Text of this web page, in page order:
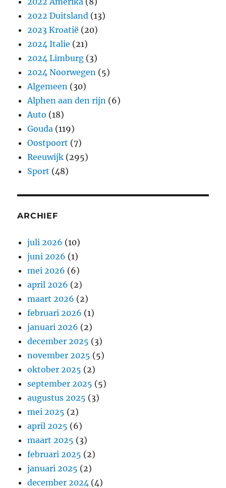
2022 Duitsland (13)
2023 Kroatië (20)
2024 Italie (21)
2024 Limburg (3)
2024 Noorwegen (5)
Algemeen (30)
Alphen aan den rijn (6)
Auto (18)
Gouda (119)
Oostpoort (7)
Reeuwijk (295)
Sport (48)
ARCHIEF
juli 2026 (10)
juni 2026 (1)
mei 2026 (6)
april 2026 (2)
maart 2026 (2)
februari 2026 (1)
januari 2026 (2)
december 2025 (3)
november 2025 (5)
oktober 2025 (2)
september 2025 (5)
augustus 2025 (3)
mei 2025 (2)
april 2025 (6)
maart 2025 (3)
februari 2025 (2)
januari 2025 (2)
december 2024 (4)